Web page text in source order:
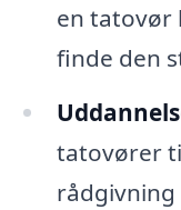
en tatovør
finde den
tatovører